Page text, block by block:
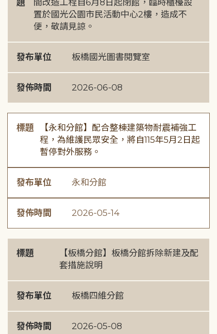
題
間改造工程自6月8日起閉館，臨時櫃檯設
置於國光公園市民活動中心2樓，造成不
便，敬請見諒。
發布單位 板橋國光圖書閱覽室
發佈時間 2026-06-08
標題
【永和分館】配合整棟建築物耐震補強工
程，為維護民眾安全，將自115年5月2日起
暫停對外服務。
發布單位 永和分館
發佈時間 2026-05-14
標題
【板橋分館】板橋分館拆除新建及配
套措施說明
發布單位 板橋四維分館
發佈時間 2026-05-08